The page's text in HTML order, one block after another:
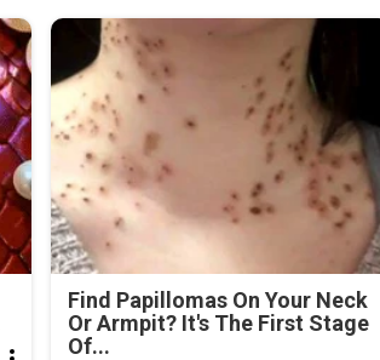
Find Papillomas On Your Neck
Or Armpit? It's The First Stage
Of...